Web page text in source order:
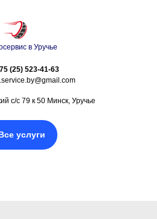
в Уручье
(25) 523-41-63
с/с 79 к 50 Минск, Уручье
услуги